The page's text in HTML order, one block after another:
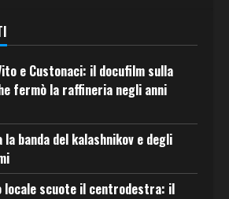
e Custonaci: il docufilm sulla
fermò la raffineria negli anni
banda del kalashnikov e degli
locale scuote il centrodestra: il